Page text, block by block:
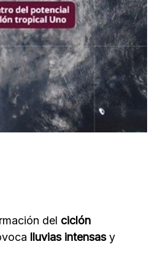
del ciclón
lluvias intensasy